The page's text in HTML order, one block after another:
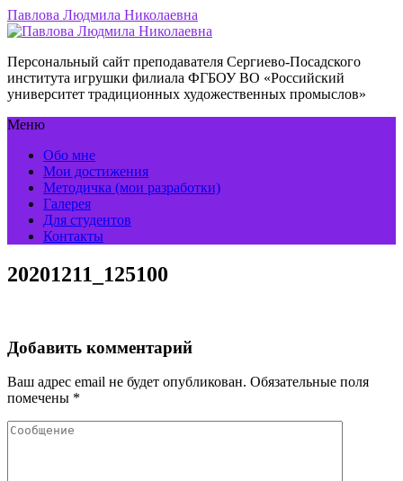
Павлова Людмила Николаевна
Персональный сайт преподавателя Сергиево-Посадского
института игрушки филиала ФГБОУ ВО «Российский
университет традиционных художественных промыслов»
Меню
Обо мне
Мои достижения
Методичка (мои разработки)
Галерея
Для студентов
Контакты
20201211_125100
Добавить комментарий
Ваш адрес email не будет опубликован. Обязательные поля
помечены *